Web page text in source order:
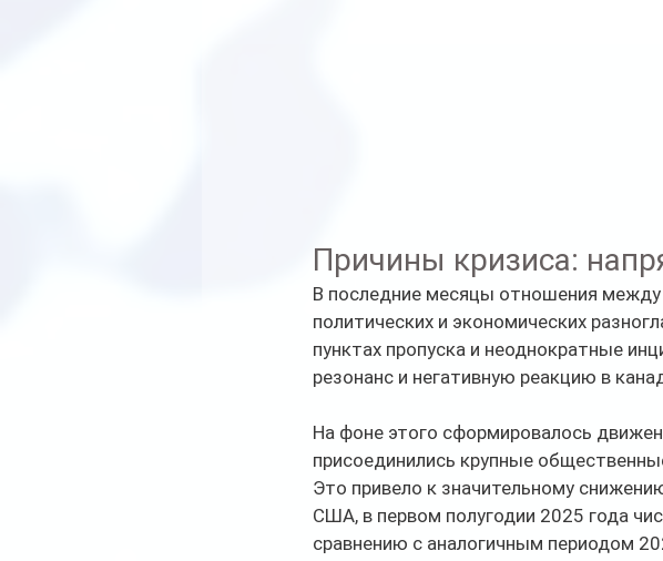
Причины кризиса:
В последние месяцы отношения
политических и экономических
пунктах пропуска и неоднократные
резонанс и негативную реакцию в
На фоне этого сформировалось
присоединились крупные
Это привело к значительному
США, в первом полугодии 2025 года
сравнению с аналогичным периодом